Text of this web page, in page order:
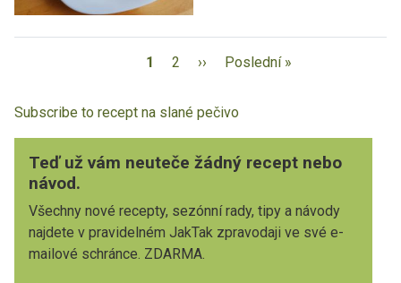
1 2 ›› Poslední »
Subscribe to recept na slané pečivo
Teď už vám neuteče žádný recept nebo
návod.
Všechny nové recepty, sezónní rady, tipy a návody
najdete v pravidelném JakTak zpravodaji ve své e-
mailové schránce. ZDARMA.